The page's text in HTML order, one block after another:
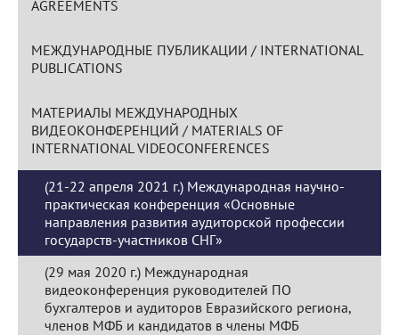
AGREEMENTS
МЕЖДУНАРОДНЫЕ ПУБЛИКАЦИИ / INTERNATIONAL
PUBLICATIONS
МАТЕРИАЛЫ МЕЖДУНАРОДНЫХ
ВИДЕОКОНФЕРЕНЦИЙ / MATERIALS OF
INTERNATIONAL VIDEOCONFERENCES
(21-22 апреля 2021 г.) Международная научно-
практическая конференция «Основные
направления развития аудиторской профессии
государств-участников СНГ»
(29 мая 2020 г.) Международная
видеоконференция руководителей ПО
бухгалтеров и аудиторов Евразийского региона,
членов МФБ и кандидатов в члены МФБ